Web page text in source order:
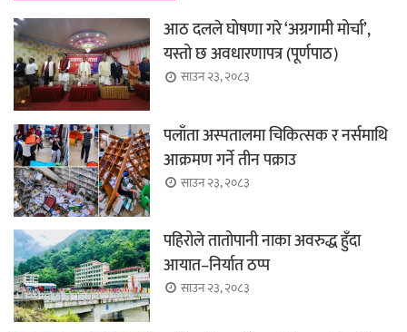
आठ दलले घोषणा गरे ‘अग्रगामी मोर्चा’,
यस्तो छ अवधारणापत्र (पूर्णपाठ)
साउन २३, २०८३
पलाँता अस्पतालमा चिकित्सक र नर्समाथि
आक्रमण गर्ने तीन पक्राउ
साउन २३, २०८३
पहिरोले तातोपानी नाका अवरुद्ध हुँदा
आयात–निर्यात ठप्प
साउन २३, २०८३